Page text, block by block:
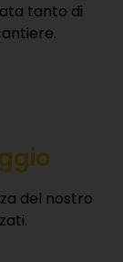
tanto di
del nostro